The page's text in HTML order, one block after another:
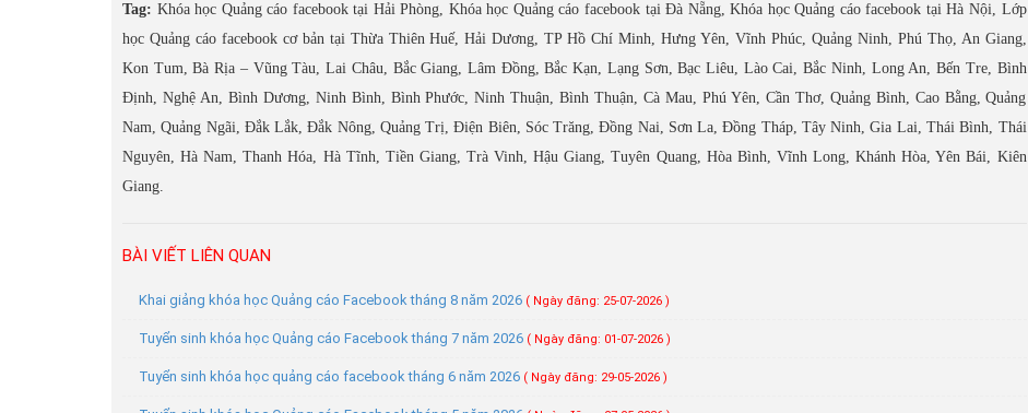
Tag: Khóa học Quảng cáo facebook tại Hải Phòng, Khóa học Quảng cáo facebook tại Đà Nẵng, Khóa học Quảng cáo facebook tại Hà Nội, Lớp
học Quảng cáo facebook cơ bản tại Thừa Thiên Huế, Hải Dương, TP Hồ Chí Minh, Hưng Yên, Vĩnh Phúc, Quảng Ninh, Phú Thọ, An Giang,
Kon Tum, Bà Rịa – Vũng Tàu, Lai Châu, Bắc Giang, Lâm Đồng, Bắc Kạn, Lạng Sơn, Bạc Liêu, Lào Cai, Bắc Ninh, Long An, Bến Tre, Bình
Định, Nghệ An, Bình Dương, Ninh Bình, Bình Phước, Ninh Thuận, Bình Thuận, Cà Mau, Phú Yên, Cần Thơ, Quảng Bình, Cao Bằng, Quảng
Nam, Quảng Ngãi, Đắk Lắk, Đắk Nông, Quảng Trị, Điện Biên, Sóc Trăng, Đồng Nai, Sơn La, Đồng Tháp, Tây Ninh, Gia Lai, Thái Bình, Thái
Nguyên, Hà Nam, Thanh Hóa, Hà Tĩnh, Tiền Giang, Trà Vinh, Hậu Giang, Tuyên Quang, Hòa Bình, Vĩnh Long, Khánh Hòa, Yên Bái, Kiên
Giang.
BÀI VIẾT LIÊN QUAN
Khai giảng khóa học Quảng cáo Facebook tháng 8 năm 2026 ( Ngày đăng: 25-07-2026 )
Tuyển sinh khóa học Quảng cáo Facebook tháng 7 năm 2026 ( Ngày đăng: 01-07-2026 )
Tuyển sinh khóa học quảng cáo facebook tháng 6 năm 2026 ( Ngày đăng: 29-05-2026 )